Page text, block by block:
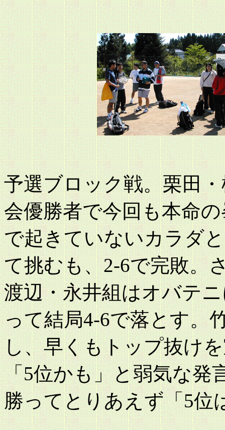
予選ブロック戦。栗田
会優勝者で今回も本命
で起きていないカラダ
て挑むも、2-6で完敗。
渡辺・永井組はオバテ
って結局4-6で落とす。
し、早くもトップ抜け
「5位かも」と弱気な発
勝ってとりあえず「5位